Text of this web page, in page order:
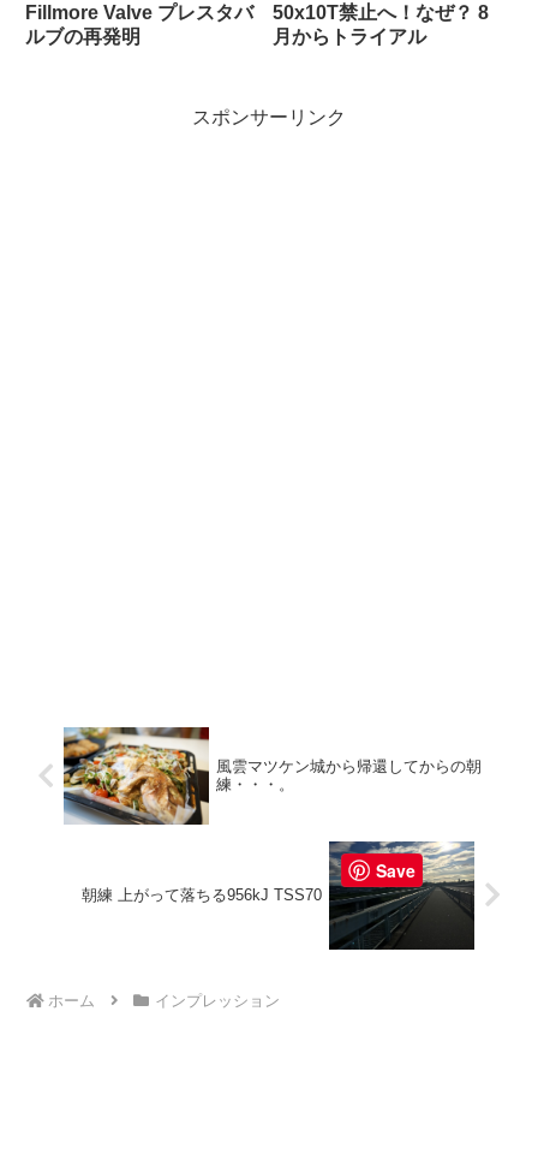
Fillmore Valve プレスタバ
ルブの再発明
50x10T禁止へ！なぜ？ 8
月からトライアル
スポンサーリンク
風雲マツケン城から帰還してからの朝
練・・・。
朝練 上がって落ちる956kJ TSS70
ホーム インプレッション
Save